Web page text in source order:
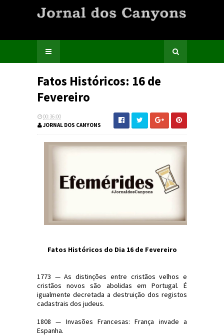
Fatos Históricos: 16 de
Fevereiro
00:36:00
JORNAL DOS CANYONS
Fatos Históricos do Dia 16 de Fevereiro
1773 — As distinções entre cristãos velhos e
cristãos novos são abolidas em Portugal. É
igualmente decretada a destruição dos registos
cadastrais dos judeus.
1808 — Invasões Francesas: França invade a
Espanha.